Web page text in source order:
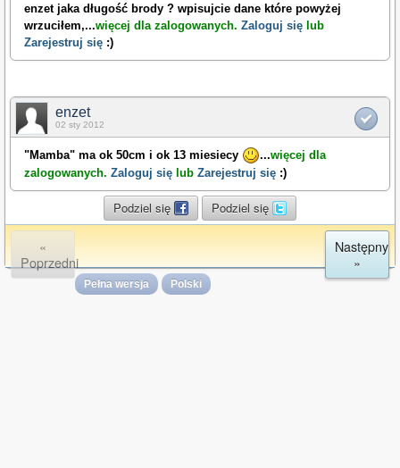
enzet jaka długość brody ? wpisujcie dane które powyżej
wrzuciłem,...więcej dla zalogowanych. Zaloguj się lub
Zarejestruj się :)
enzet
02 sty 2012
"Mamba" ma ok 50cm i ok 13 miesiecy ...więcej dla
zalogowanych. Zaloguj się lub Zarejestruj się :)
Podziel się Podziel się
«
Poprzedni
Następny
»
Pełna wersja Polski